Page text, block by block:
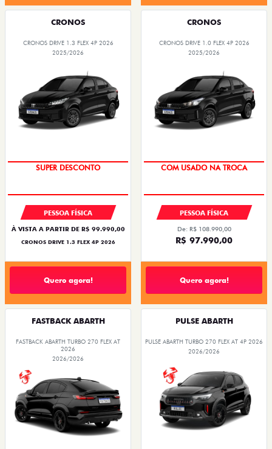
CRONOS
CRONOS DRIVE 1.3 FLEX 4P 2026
2025/2026
SUPER DESCONTO
PESSOA FÍSICA
À VISTA A PARTIR DE R$ 99.990,00
CRONOS DRIVE 1.3 FLEX 4P 2026
Quero agora!
CRONOS
CRONOS DRIVE 1.0 FLEX 4P 2026
2025/2026
COM USADO NA TROCA
PESSOA FÍSICA
De: R$ 108.990,00
R$ 97.990,00
Quero agora!
FASTBACK ABARTH
FASTBACK ABARTH TURBO 270 FLEX AT
2026
2026/2026
PULSE ABARTH
PULSE ABARTH TURBO 270 FLEX AT 4P 2026
2026/2026